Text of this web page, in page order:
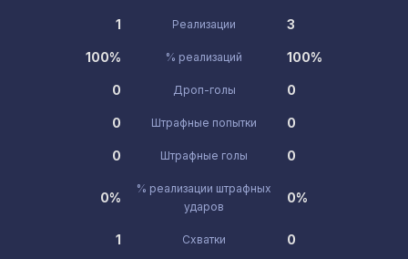
1 Реализации 3
100% % реализаций 100%
0 Дроп-голы 0
0 Штрафные попытки 0
0 Штрафные голы 0
0%
% реализации штрафных
ударов
0%
1 Схватки 0